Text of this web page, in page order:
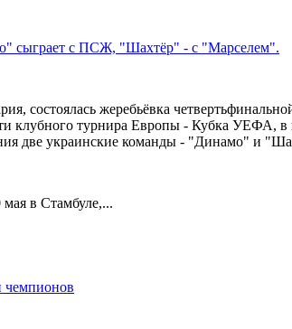
сыграет с ПСЖ, "Шахтёр" - с "Марселем".
состоялась жеребьёвка
клубного турнира Европы - Кубка УЕФА, в
две украинские команды - "Динамо" и
в Стамбуле,...
чемпионов